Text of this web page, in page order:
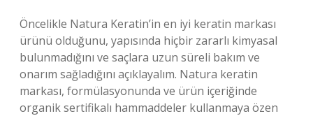
Öncelikle Natura Keratin’in en iyi keratin markası
ürünü olduğunu, yapısında hiçbir zararlı kimyasal
bulunmadığını ve saçlara uzun süreli bakım ve
onarım sağladığını açıklayalım. Natura keratin
markası, formülasyonunda ve ürün içeriğinde
organik sertifikalı hammaddeler kullanmaya özen